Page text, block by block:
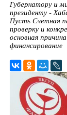
Губернатору и
президенту -
Пусть Счетная
проверку и
основная
финансирование